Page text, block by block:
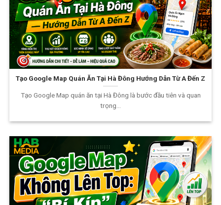
Tạo Google Map Quán Ăn Tại Hà Đông Hướng Dẫn Từ A Đến Z
Tạo Google Map quán ăn tại Hà Đông là bước đầu tiên và quan
trọng...